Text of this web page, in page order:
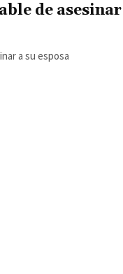
de asesinar
a su esposa